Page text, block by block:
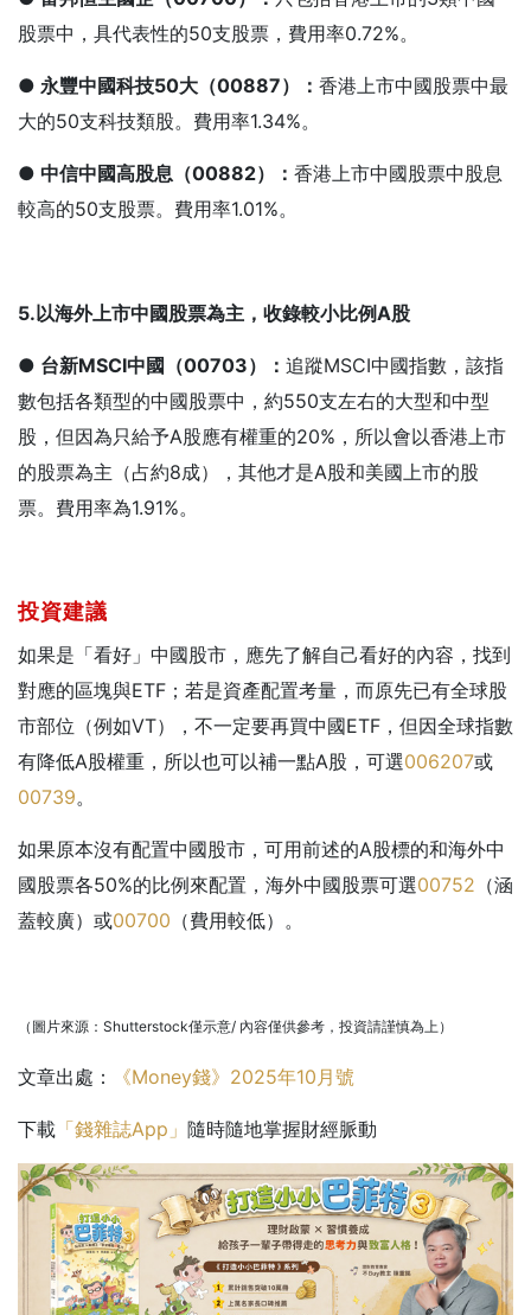
股票中，具代表性的50支股票，費用率0.72%。
● 永豐中國科技50大（00887）： 香港上市中國股票中最
大的50支科技類股。費用率1.34%。
● 中信中國高股息（00882）： 香港上市中國股票中股息
較高的50支股票。費用率1.01%。
5.以海外上市中國股票為主，收錄較小比例A股
● 台新MSCI中國（00703）： 追蹤MSCI中國指數，該指
數包括各類型的中國股票中，約550支左右的大型和中型
股，但因為只給予A股應有權重的20%，所以會以香港上市
的股票為主（占約8成），其他才是A股和美國上市的股
票。費用率為1.91%。
投資建議
如果是「看好」中國股市，應先了解自己看好的內容，找到
對應的區塊與ETF；若是資產配置考量，而原先已有全球股
市部位（例如VT），不一定要再買中國ETF，但因全球指數
有降低A股權重，所以也可以補一點A股，可選006207或
00739。
如果原本沒有配置中國股市，可用前述的A股標的和海外中
國股票各50%的比例來配置，海外中國股票可選00752 （涵
蓋較廣）或00700 （費用較低）。
（圖片來源：Shutterstock僅示意/ 內容僅供參考，投資請謹慎為上）
文章出處： 《Money錢》2025年10月號
下載 「錢雜誌App」 隨時隨地掌握財經脈動